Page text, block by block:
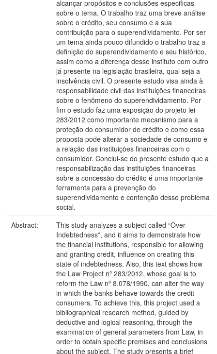
alcançar propósitos e conclusões especificas
sobre o tema. O trabalho traz uma breve análise
sobre o crédito, seu consumo e a sua
contribuição para o superendividamento. Por ser
um tema ainda pouco difundido o trabalho traz a
definição do superendividamento e seu histórico,
assim como a diferença desse instituto com outro
já presente na legislação brasileira, qual seja a
insolvência civil. O presente estudo visa ainda à
responsabilidade civil das instituições financeiras
sobre o fenômeno do superendividamento. Por
fim o estudo faz uma exposição do projeto lei
283/2012 como importante mecanismo para a
proteção do consumidor de crédito e como essa
proposta pode alterar a sociedade de consumo e
a relação das instituições financeiras com o
consumidor. Conclui-se do presente estudo que a
responsabilização das instituições financeiras
sobre a concessão do crédito é uma importante
ferramenta para a prevenção do
superendividamento e contenção desse problema
social.
Abstract:
This study analyzes a subject called “Over-
Indebtedness”, and it aims to demonstrate how
the financial institutions, responsible for allowing
and granting credit, influence on creating this
state of indebtedness. Also, this text shows how
the Law Project nº 283/2012, whose goal is to
reform the Law nº 8.078/1990, can alter the way
in which the banks behave towards the credit
consumers. To achieve this, this project used a
bibliographical research method, guided by
deductive and logical reasoning, through the
examination of general parameters from Law, in
order to obtain specific premises and conclusions
about the subject. The study presents a brief